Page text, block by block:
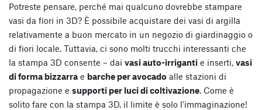
Potreste pensare, perché mai qualcuno dovrebbe stampare
vasi da fiori in 3D? È possibile acquistare dei vasi di argilla
relativamente a buon mercato in un negozio di giardinaggio o
di fiori locale. Tuttavia, ci sono molti trucchi interessanti che
la stampa 3D consente – dai vasi auto-irriganti e inserti, vasi
di forma bizzarra e barche per avocado alle stazioni di
propagazione e supporti per luci di coltivazione. Come è
solito fare con la stampa 3D, il limite è solo l’immaginazione!